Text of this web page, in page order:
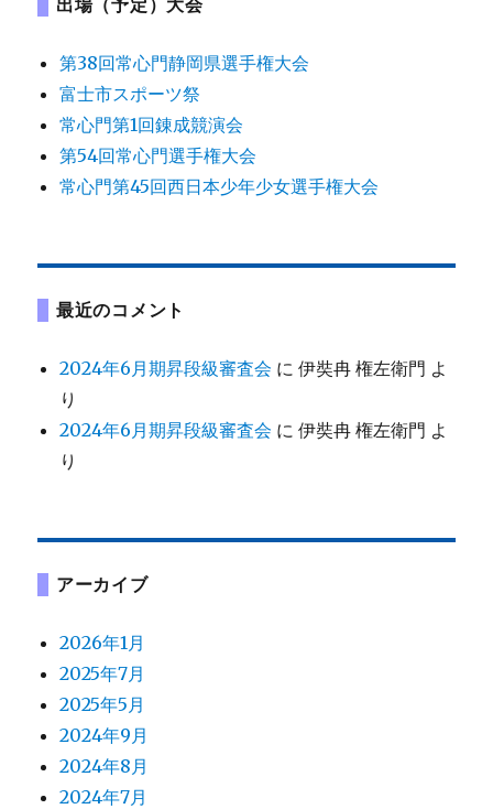
出場（予定）大会
第38回常心門静岡県選手権大会
富士市スポーツ祭
常心門第1回錬成競演会
第54回常心門選手権大会
常心門第45回西日本少年少女選手権大会
最近のコメント
2024年6月期昇段級審査会 に伊奘冉 権左衛門 よ
り
2024年6月期昇段級審査会 に伊奘冉 権左衛門 よ
り
アーカイブ
2026年1月
2025年7月
2025年5月
2024年9月
2024年8月
2024年7月